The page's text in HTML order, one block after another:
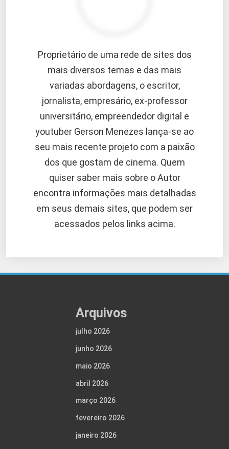
Proprietário de uma rede de sites dos
mais diversos temas e das mais
variadas abordagens, o escritor,
jornalista, empresário, ex-professor
universitário, empreendedor digital e
youtuber Gerson Menezes lança-se ao
seu mais recente projeto com a paixão
dos que gostam de cinema. Quem
quiser saber mais sobre o Autor
encontra informações mais detalhadas
em seus demais sites, que podem ser
acessados pelos links acima.
Arquivos
julho 2026
junho 2026
maio 2026
abril 2026
março 2026
fevereiro 2026
janeiro 2026